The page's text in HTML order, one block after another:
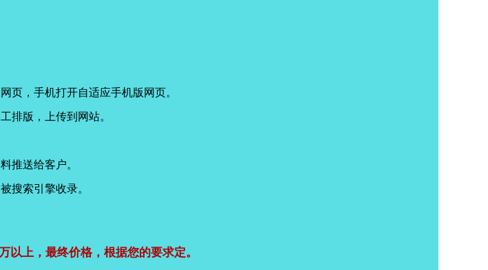
页，手机打开自适应手机版网页。
排版，上传到网站。
推送给客户。
搜索引擎收录。
以上，最终价格，根据您的要求定。